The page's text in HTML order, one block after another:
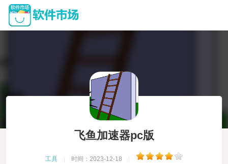
飞鱼加速器pc版
工具 时间：2023-12-18